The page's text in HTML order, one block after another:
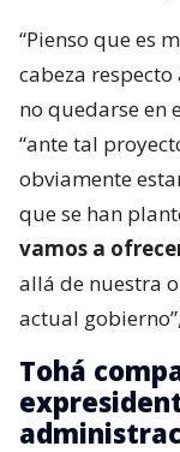
“Pienso que es
cabeza
no quedarse en
“ante tal
obviamente
que se han
vamos a
allá de nuestra
actual
Tohá